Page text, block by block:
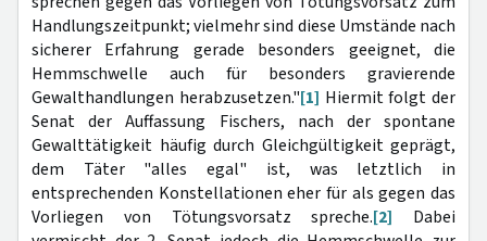
Handlungszeitpunkt; vielmehr sind diese Umstände nach
sicherer Erfahrung gerade besonders geeignet, die
Hemmschwelle auch für besonders gravierende
Gewalthandlungen herabzusetzen."[1] Hiermit folgt der
Senat der Auffassung Fischers, nach der spontane
Gewalttätigkeit häufig durch Gleichgültigkeit geprägt,
dem Täter "alles egal" ist, was letztlich in
entsprechenden Konstellationen eher für als gegen das
Vorliegen von Tötungsvorsatz spreche.[2] Dabei